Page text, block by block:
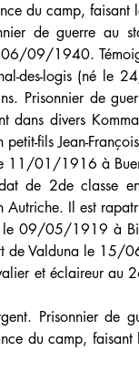
du camp,
de guerre au
09/1940.
des-logis (né le
Prisonnier de
dans divers
petit-fils Jean-
11/01/1916 à
de 2de classe
Autriche. Il est
09/05/1919 à
de Valduna le 15/
et éclaireur au
Prisonnier de
du camp,